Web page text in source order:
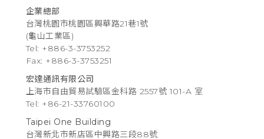
企業總部
台灣桃園市桃園區興華路21巷1號
(龜山工業區)
Tel: +886-3-3753252
Fax: +886-3-3753251
宏達通訊有限公司
上海市自由貿易試驗區金科路 2557號 101-A 室
Tel: +86-21-33760100
Taipei One Building
台灣新北市新店區中興路三段88號